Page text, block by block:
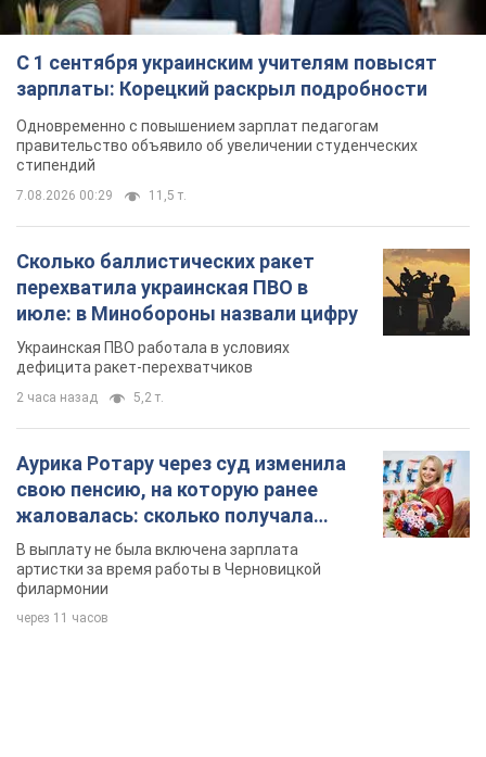
С 1 сентября украинским учителям повысят
зарплаты: Корецкий раскрыл подробности
Одновременно с повышением зарплат педагогам
правительство объявило об увеличении студенческих
стипендий
7.08.2026 00:29 11,5 т.
Сколько баллистических ракет
перехватила украинская ПВО в
июле: в Минобороны назвали цифру
Украинская ПВО работала в условиях
дефицита ракет-перехватчиков
2 часа назад 5,2 т.
Аурика Ротару через суд изменила
свою пенсию, на которую ранее
жаловалась: сколько получала
певица
В выплату не была включена зарплата
артистки за время работы в Черновицкой
филармонии
через 11 часов